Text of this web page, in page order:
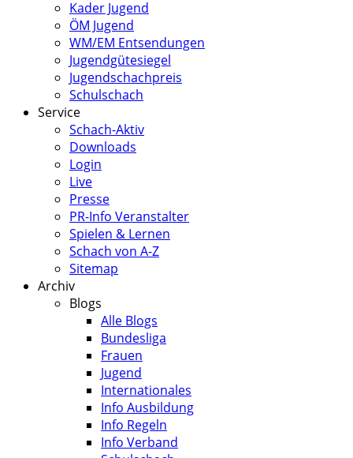
Kader Jugend
ÖM Jugend
WM/EM Entsendungen
Jugendgütesiegel
Jugendschachpreis
Schulschach
Service
Schach-Aktiv
Downloads
Login
Live
Presse
PR-Info Veranstalter
Spielen & Lernen
Schach von A-Z
Sitemap
Archiv
Blogs
Alle Blogs
Bundesliga
Frauen
Jugend
Internationales
Info Ausbildung
Info Regeln
Info Verband